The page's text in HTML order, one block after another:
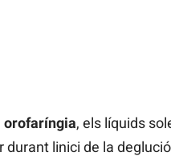
orofaríngia, els líquids
linici de la